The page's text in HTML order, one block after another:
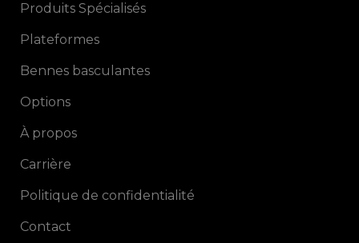
Produits Spécialisés
Plateformes
Bennes basculantes
Options
À propos
Carrière
Politique de confidentialité
Contact